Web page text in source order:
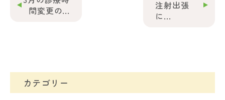
間変更の...
注射出張
に...
カテゴリー